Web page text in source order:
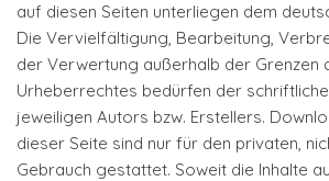
auf diesen Seiten unterliegen dem
Die Vervielfältigung, Bearbeitung,
der Verwertung außerhalb der Grenzen
Urheberrechtes bedürfen der
jeweiligen Autors bzw. Erstellers.
dieser Seite sind nur für den privaten,
Gebrauch gestattet. Soweit die Inhalte